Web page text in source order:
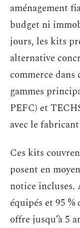
aménagement
budget ni
jours, les kits
alternative
commerce dans
gammes
PEFC) et
avec le
Ces kits
posent en
notice incluses.
équipés et 95
offre jusqu’à 5